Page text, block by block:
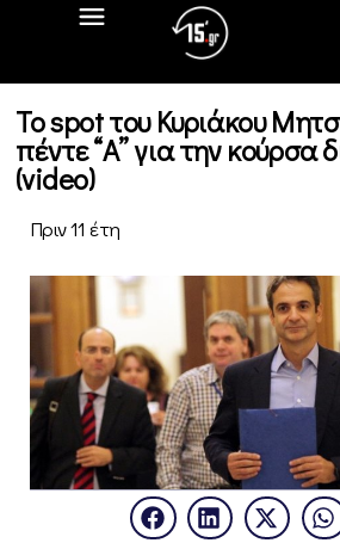
To spot του Κυριάκου
πέντε “Α” για την κούρσα
(video)
Πριν 11 έτη